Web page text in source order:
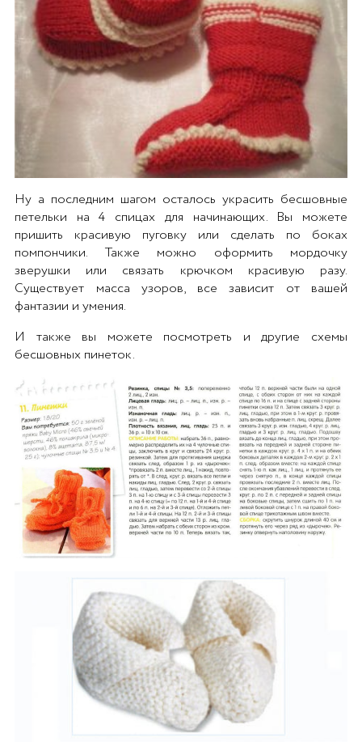
Ну а последним шагом осталось украсить бесшовные
петельки на 4 спицах для начинающих. Вы можете
пришить красивую пуговку или сделать по боках
помпончики. Также можно оформить мордочку
зверушки или связать крючком красивую разу.
Существует масса узоров, все зависит от вашей
фантазии и умения.
И также вы можете посмотреть и другие схемы
бесшовных пинеток.